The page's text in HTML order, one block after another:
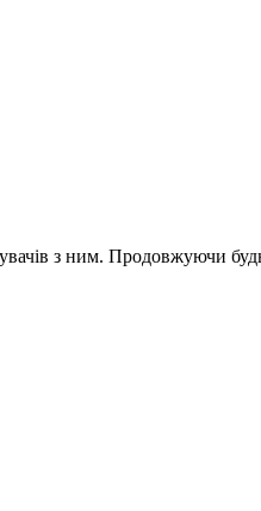
з ним. Продовжуючи